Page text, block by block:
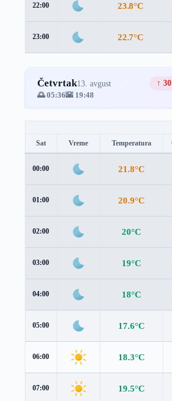
22:00 23.8°C
23:00 22.7°C
Četvrtak13. avgust ↑
🌅 05:36🌇 19:48
Sat Vreme Temperatura
00:00 21.8°C
01:00 20.9°C
02:00 20°C
03:00 19°C
04:00 18°C
05:00 17.6°C
06:00 18.3°C
07:00 19.5°C